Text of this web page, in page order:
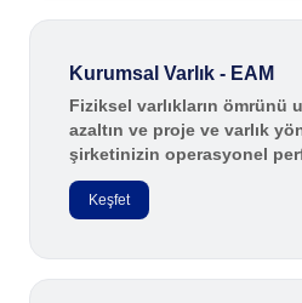
IATF 16949
ISO 22000
ISO 42001
ISO 50001
ISO/IEC 17025
FSSC 22000
COSO
ISO 14001
Time Control
Gamification
Kurumsal Varlık - EAM
Fiziksel varlıkların ömrünü
azaltın ve proje ve varlık
şirketinizin operasyonel
Keşfet